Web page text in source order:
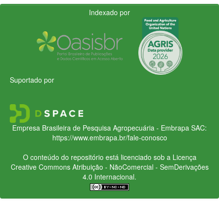
Indexado por
Suportado por
Empresa Brasileira de Pesquisa Agropecuária - Embrapa SAC:
https://www.embrapa.br/fale-conosco
O conteúdo do repositório está licenciado sob a Licença
Creative CommonsAtribuição - NãoComercial - SemDerivações
4.0 Internacional.